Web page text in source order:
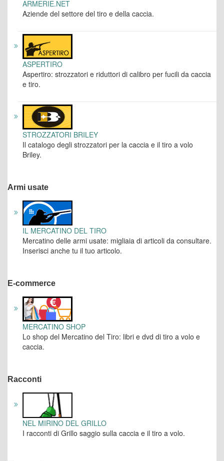
ARMERIE.NET
Aziende del settore del tiro e della caccia.
ASPERTIRO
Aspertiro: strozzatori e riduttori di calibro per fucili da caccia
e tiro.
STROZZATORI BRILEY
Il catalogo degli strozzatori per la caccia e il tiro a volo
Briley.
Armi usate
IL MERCATINO DEL TIRO
Mercatino delle armi usate: migliaia di articoli da consultare.
Inserisci anche tu il tuo articolo.
E-commerce
MERCATINO SHOP
Lo shop del Mercatino del Tiro: libri e dvd di tiro a volo e
caccia.
Racconti
NEL MIRINO DEL GRILLO
I racconti di Grillo saggio sulla caccia e il tiro a volo.